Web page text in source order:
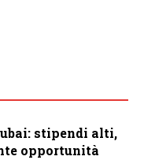
stipendi alti,
opportunità